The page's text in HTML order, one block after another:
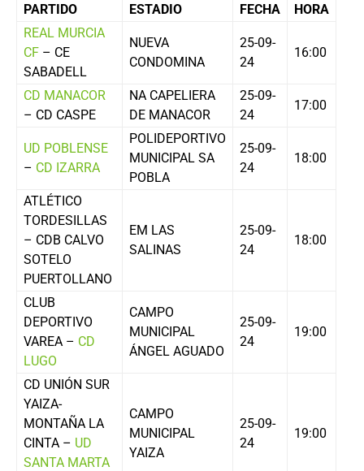
PARTIDO ESTADIO FECHA
HORA
REAL MURCIA
CF – CE
SABADELL
NUEVA
CONDOMINA
25-09-
24
16:00
CD MANACOR
– CD CASPE
NA CAPELIERA
DE MANACOR
25-09-
24
17:00
UD POBLENSE
– CD IZARRA
POLIDEPORTIVO
MUNICIPAL SA
POBLA
25-09-
24
18:00
ATLÉTICO
TORDESILLAS
– CDB CALVO
SOTELO
PUERTOLLANO
EM LAS
SALINAS
25-09-
24
18:00
CLUB
DEPORTIVO
VAREA – CD
LUGO
CAMPO
MUNICIPAL
ÁNGEL AGUADO
25-09-
24
19:00
CD UNIÓN SUR
YAIZA-
MONTAÑA LA
CINTA – UD
SANTA MARTA
CAMPO
MUNICIPAL
YAIZA
25-09-
24
19:00